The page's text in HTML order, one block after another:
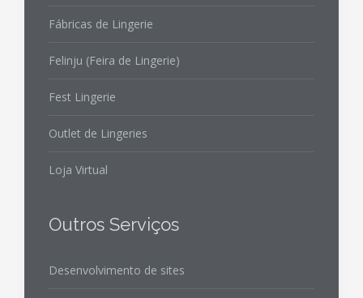
Fábricas de Lingerie
Felinju (Feira de Lingerie)
Fest Lingerie
Outlet de Lingeries
Loja Virtual
Outros Serviços
Desenvolvimento de sites